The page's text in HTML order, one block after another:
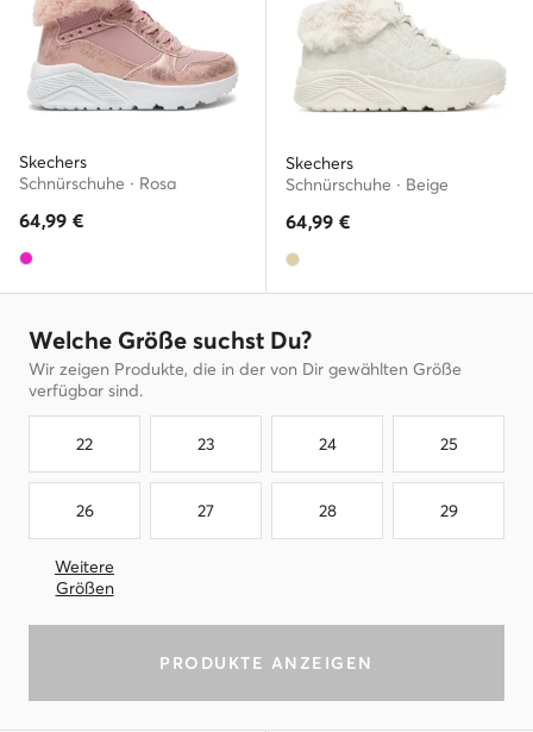
Skechers
Schnürschuhe · Rosa
64,99 €
Skechers
Schnürschuhe · Beige
64,99 €
Welche Größe suchst Du?
Wir zeigen Produkte, die in der von Dir gewählten Größe
verfügbar sind.
22 23 24 25
26 27 28 29
Weitere
Größen
PRODUKTE ANZEIGEN